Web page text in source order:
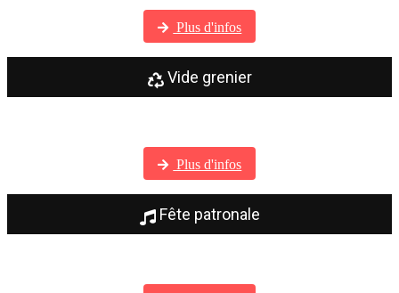
Plus d'infos
Vide grenier
Plus d'infos
Fête patronale